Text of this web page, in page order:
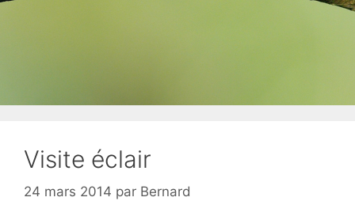
Visite éclair
24 mars 2014 par Bernard